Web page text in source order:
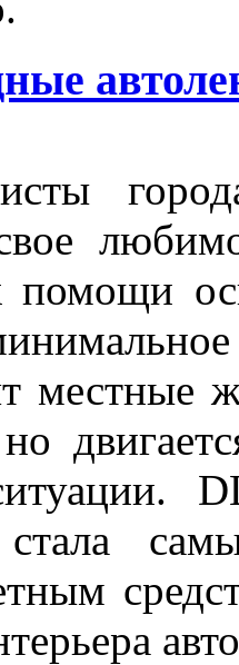
помощи
местные
стала